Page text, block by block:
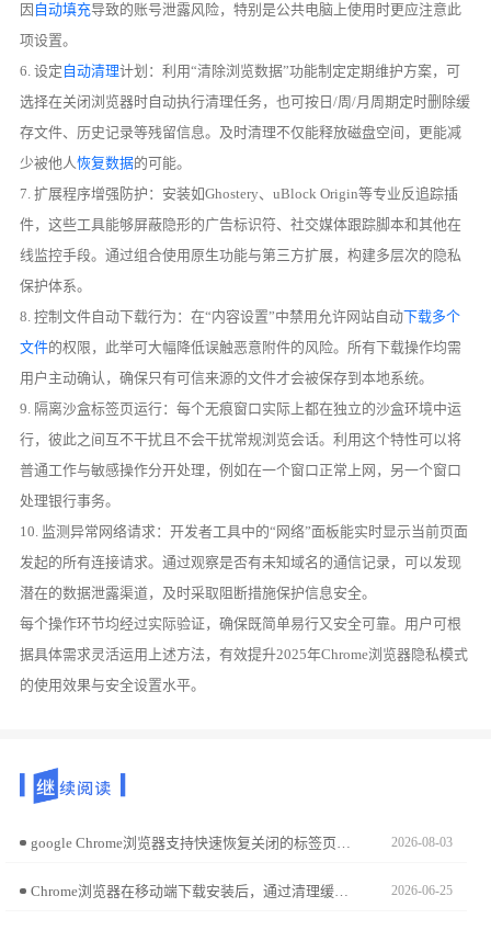
因 自动填充导致的账号泄露风险，特别是公共电脑上使用时更应注意此
项设置。
6. 设定 自动清理计划：利用“清除浏览数据”功能制定定期维护方案，可
选择在关闭浏览器时自动执行清理任务，也可按日/周/月周期定时删除缓
存文件、历史记录等残留信息。及时清理不仅能释放磁盘空间，更能减
少被他人恢复数据的可能。
7. 扩展程序增强防护：安装如Ghostery、uBlock Origin等专业反追踪插
件，这些工具能够屏蔽隐形的广告标识符、社交媒体跟踪脚本和其他在
线监控手段。通过组合使用原生功能与第三方扩展，构建多层次的隐私
保护体系。
8. 控制文件自动下载行为：在“内容设置”中禁用允许网站自动下载多个
文件的权限，此举可大幅降低误触恶意附件的风险。所有下载操作均需
用户主动确认，确保只有可信来源的文件才会被保存到本地系统。
9. 隔离沙盒标签页运行：每个无痕窗口实际上都在独立的沙盒环境中运
行，彼此之间互不干扰且不会干扰常规浏览会话。利用这个特性可以将
普通工作与敏感操作分开处理，例如在一个窗口正常上网，另一个窗口
处理银行事务。
10. 监测异常网络请求：开发者工具中的“网络”面板能实时显示当前页面
发起的所有连接请求。通过观察是否有未知域名的通信记录，可以发现
潜在的数据泄露渠道，及时采取阻断措施保护信息安全。
每个操作环节均经过实际验证，确保既简单易行又安全可靠。用户可根
据具体需求灵活运用上述方法，有效提升2025年Chrome浏览器隐私模式
的使用效果与安全设置水平。
google Chrome浏览器支持快速恢复关闭的标签页，本文详解操作流程，避免误关带来的烦恼。 2026-08-03
Chrome浏览器在移动端下载安装后，通过清理缓存和优化存储管理，可以提升网页加载速度和浏览器性能，让操作更顺畅。 2026-06-25